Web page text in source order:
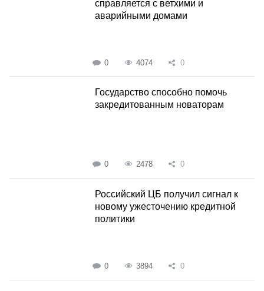
справляется с ветхими и
аварийными домами
0 4074 0
Государство способно помочь
закредитованным новаторам
0 2478 0
Российский ЦБ получил сигнал к
новому ужесточению кредитной
политики
0 3894 0